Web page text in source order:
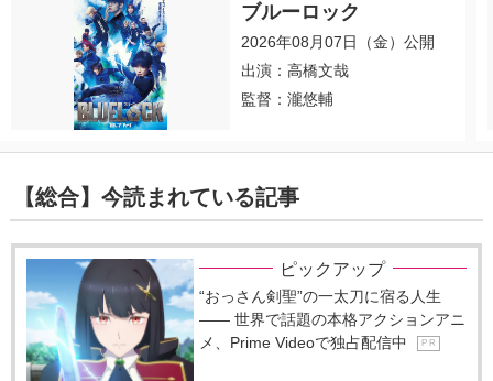
ブルーロック
2026年08月07日（金）公開
出演：高橋文哉
監督：瀧悠輔
【総合】今読まれている記事
ピックアップ
“おっさん剣聖”の一太刀に宿る人生
―― 世界で話題の本格アクションアニ
メ、Prime Videoで独占配信中
P R